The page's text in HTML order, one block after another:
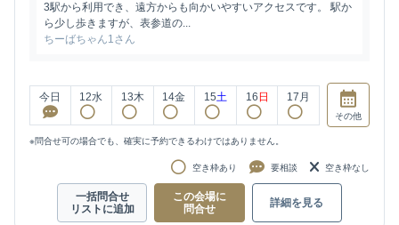
3駅から利用でき、遠方からも向かいやすいアクセスです。 駅か
ら少し歩きますが、表参道の...
ちーばちゃん1さん
今日 12水 13木 14金 15土 16 日 17 月
その他
※問合せ可の場合でも、確実に予約できるわけではありません。
空き枠あり 要相談 空き枠なし
一括問合せ
リストに追加
この会場に
問合せ
詳細を見る